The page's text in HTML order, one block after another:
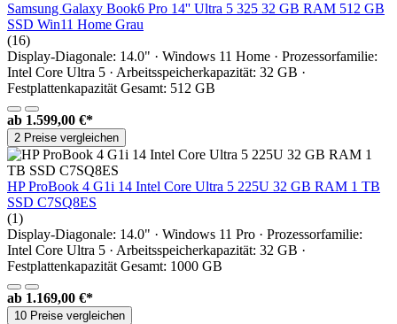
Samsung Galaxy Book6 Pro 14'' Ultra 5 325 32 GB RAM 512 GB
SSD Win11 Home Grau
(16)
Display-Diagonale: 14.0" · Windows 11 Home · Prozessorfamilie:
Intel Core Ultra 5 · Arbeitsspeicherkapazität: 32 GB ·
Festplattenkapazität Gesamt: 512 GB
ab 1.599,00 €*
2 Preise vergleichen
HP ProBook 4 G1i 14 Intel Core Ultra 5 225U 32 GB RAM 1 TB
SSD C7SQ8ES
(1)
Display-Diagonale: 14.0" · Windows 11 Pro · Prozessorfamilie:
Intel Core Ultra 5 · Arbeitsspeicherkapazität: 32 GB ·
Festplattenkapazität Gesamt: 1000 GB
ab 1.169,00 €*
10 Preise vergleichen